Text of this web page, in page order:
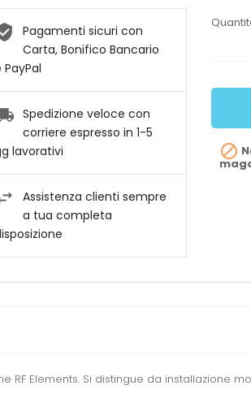

Pagamenti sicuri con
Carta, Bonifico Bancario
PayPal
Spedizione veloce con
corriere espresso in 1-5
lavorativi
Assistenza clienti sempre
a tua completa
RF Elements. Si distingue da installazione